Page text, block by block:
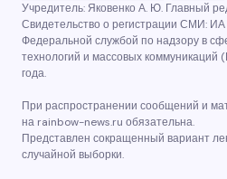
Учредитель: Яковенко А. Ю. Главный
Свидетельство о регистрации СМИ:
Федеральной службой по надзору в
технологий и массовых коммуникаций
года.
При распространении сообщений и
на rainbow-news.ru обязательна.
Представлен сокращенный вариант
случайной выборки.